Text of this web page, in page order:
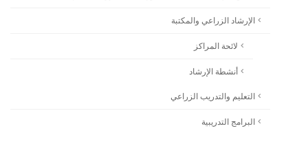
الإرشاد الزراعي والمكتبة
لائحة المراكز
أنشطة الإرشاد
التعليم والتدريب الزراعي
البرامج التدريبية